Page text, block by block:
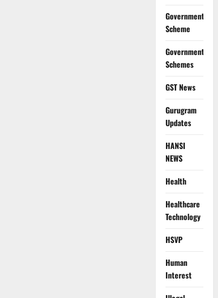
Government
Scheme
Government
Schemes
GST News
Gurugram
Updates
HANSI
NEWS
Health
Healthcare
Technology
HSVP
Human
Interest